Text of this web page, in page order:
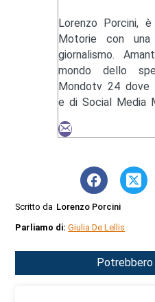
Lorenzo Porcini,
Motorie con
giornalismo.
mondo dello
Mondotv 24
e di Social Media
Scritto da Lorenzo Porcini
Parliamo di:Giulia De Lellis